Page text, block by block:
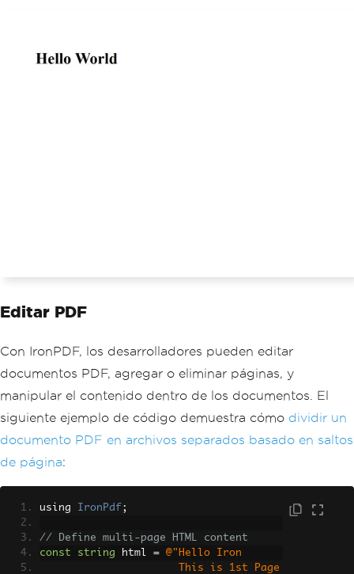
Editar PDF
Con IronPDF, los desarrolladores pueden editar
documentos PDF, agregar o eliminar páginas, y
manipular el contenido dentro de los documentos. El
siguiente ejemplo de código demuestra cómo dividir un
documento PDF en archivos separados basado en saltos
de página:
using IronPdf ;
// Define multi-page HTML content
const
string html =
@"Hello Iron
                      This is 1st Page